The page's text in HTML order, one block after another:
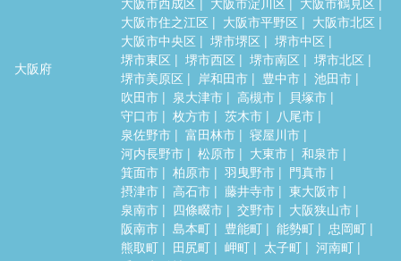
大阪府
大阪市住之江区
大阪市平野区
大阪市北区
大阪市中央区
堺市堺区
堺市中区
堺市東区
堺市西区 堺市南区
堺市北区
堺市美原区
岸和田市 豊中市
池田市
吹田市
泉大津市 高槻市
貝塚市
守口市
枚方市 茨木市
八尾市
泉佐野市
富田林市
寝屋川市
河内長野市
松原市 大東市
和泉市
箕面市
柏原市 羽曳野市
門真市
摂津市
高石市 藤井寺市
東大阪市
泉南市
四條畷市 交野市
大阪狭山市
阪南市
島本町 豊能町 能勢町
忠岡町
熊取町
田尻町 岬町 太子町
河南町